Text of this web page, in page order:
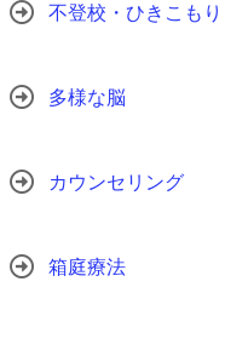
不登校・ひきこもり
多様な脳
カウンセリング
箱庭療法